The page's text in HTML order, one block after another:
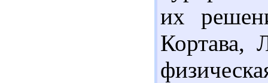
их
Кортава,